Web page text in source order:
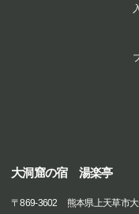
大洞窟の宿 湯楽亭
〒869-3602
熊本県上天草市